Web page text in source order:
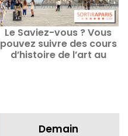
Le Saviez-vous ? Vous
pouvez suivre des cours
d’histoire de l’art au
Demain